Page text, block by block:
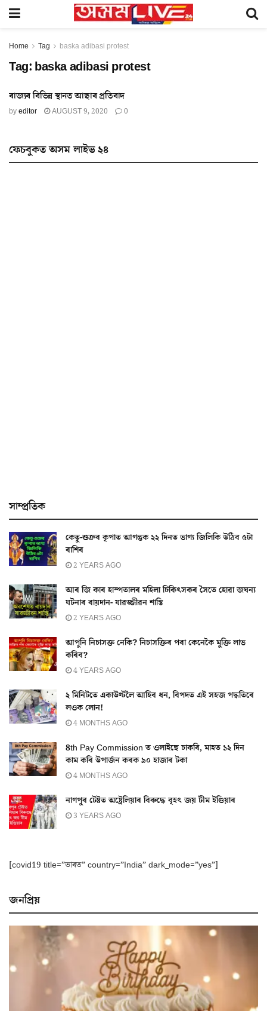
Home Tag baska adibasi protest
Tag: baska adibasi protest
ৰাজ্যৰ বিভিন্ন স্থানত আছাৰ প্ৰতিবাদ
byeditor AUGUST 9, 2020 0
ফেচবুকত অসম লাইভ ২৪
সাম্প্ৰতিক
কেতু-শুক্ৰৰ কৃপাত আগন্তুক ২২ দিনত ভাগ্য জিলিকি উঠিব ৫টা
ৰাশিৰ
2 YEARS AGO
আৰ জি কাৰ হাস্পতালৰ মহিলা চিকিৎসকৰ সৈতে হোৱা জঘন্য
ঘটনাৰ ৰায়দান- যাৱজ্জীৱন শাস্তি
2 YEARS AGO
আপুনি নিচাসক্ত নেকি? নিচাসক্তিৰ পৰা কেনেকৈ মুক্তি লাভ
কৰিব?
4 YEARS AGO
২ মিনিটতে একাউণ্টলৈ আহিব ধন, বিপদত এই সহজ পদ্ধতিৰে
লওক লোন!
4 MONTHS AGO
8th Pay Commission ত ওলাইছে চাকৰি, মাহত ১২ দিন
কাম কৰি উপাৰ্জন কৰক ৯০ হাজাৰ টকা
4 MONTHS AGO
নাগপুৰ টেষ্টত অষ্ট্ৰেলিয়াৰ বিৰুদ্ধে বৃহৎ জয় টীম ইণ্ডিয়াৰ
3 YEARS AGO
[covid19 title=”ভাৰত” country=”India” dark_mode=”yes”]
জনপ্ৰিয়